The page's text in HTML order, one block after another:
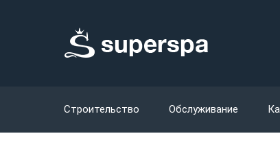
Строительство Обслуживание